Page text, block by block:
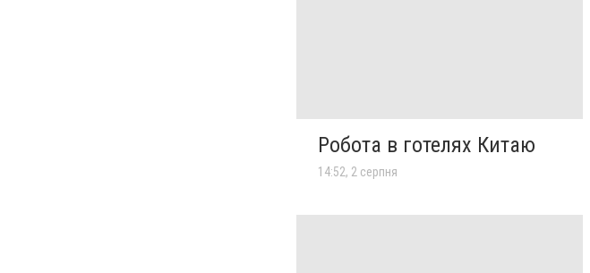
Робота в готелях Китаю
14:52, 2 серпня